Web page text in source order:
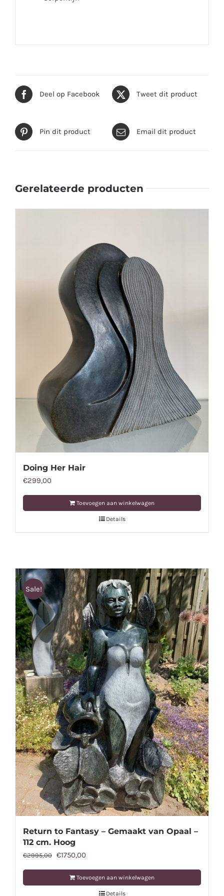
Deel op Facebook Tweet dit product
Pin dit product Email dit product
Gerelateerde producten
Doing Her Hair
€299,00
Toevoegen aan winkelwagen
Details
Sale!
Return to Fantasy – Gemaakt van Opaal –
112 cm. Hoog
€2995,00 Oorspronkelijke
prijs
was:
€1750,00
prijs
is:
Toevoegen aan winkelwagen
Details